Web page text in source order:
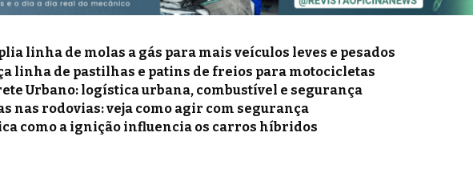
linha de molas a gás para mais veículos leves e pesados
linha de pastilhas e patins de freios para motocicletas
Urbano: logística urbana, combustível e segurança
nas rodovias: veja como agir com segurança
como a ignição influencia os carros híbridos